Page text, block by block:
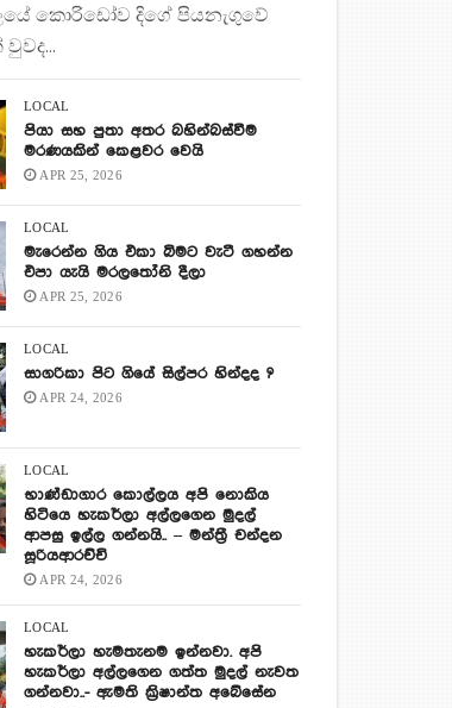
කොරිඩෝව දිගේ පියනැගුවේ
LOCAL
පියා සහ පුතා අතර බහින්බස්වීම
මරණයකින් කෙළවර වෙයි
APR 25, 2026
LOCAL
මැරෙන්න ගිය එකා බිමට වැටී ගහන්න
එපා යැයි මරලතෝනි දීලා
APR 25, 2026
LOCAL
සාගරිකා පිට ගියේ සිල්පර හින්දද ?
APR 24, 2026
LOCAL
භාණ්ඩාගාර කොල්ලය අපි නොකිය
හිටියෙ හැකර්ලා අල්ලගෙන මුදල්
ආපසු ඉල්ල ගන්නයි.. – මන්ත්‍රී චන්දන
සූරියආරච්චි
APR 24, 2026
LOCAL
හැකර්ලා හැමතැනම ඉන්නවා. අපි
හැකර්ලා අල්ලගෙන ගත්ත මුදල් නැවත
ගන්නවා..- ඇමති ක්‍රිෂාන්ත අබේසේන